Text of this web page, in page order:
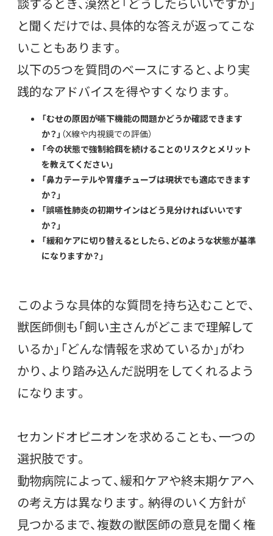
と聞くだけでは、具体的な答えが返ってこな
いこともあります。
以下の5つを質問のベースにすると、より実
践的なアドバイスを得やすくなります。
「むせの原因が嚥下機能の問題かどうか確認できます
か？」 （X線や内視鏡での評価）
「今の状態で強制給餌を続けることのリスクとメリット
を教えてください」
「鼻カテーテルや胃瘻チューブは現状でも適応できます
か？」
「誤嚥性肺炎の初期サインはどう見分ければいいです
か？」
「緩和ケアに切り替えるとしたら、どのような状態が基準
になりますか？」
このような具体的な質問を持ち込むことで、
獣医師側も「飼い主さんがどこまで理解して
いるか」「どんな情報を求めているか」がわ
かり、より踏み込んだ説明をしてくれるよう
になります。
セカンドオピニオンを求めることも、一つの
選択肢です。
動物病院によって、緩和ケアや終末期ケアへ
の考え方は異なります。納得のいく方針が
見つかるまで、複数の獣医師の意見を聞く権